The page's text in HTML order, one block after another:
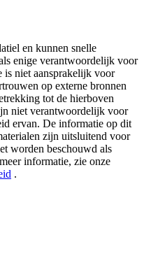
USDT
Bonus
en kunnen snelle
enige verantwoordelijk voor
is niet aansprakelijk voor
op externe bronnen
tot de hierboven
niet verantwoordelijk voor
ervan. De informatie op dit
zijn uitsluitend voor
worden beschouwd als
informatie, zie onze
.